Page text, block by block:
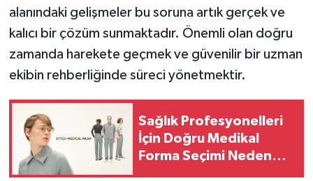
alanındaki gelişmeler bu soruna artık gerçek ve
kalıcı bir çözüm sunmaktadır. Önemli olan doğru
zamanda harekete geçmek ve güvenilir bir uzman
ekibin rehberliğinde süreci yönetmektir.
Sağlık Profesyonelleri
İçin Doğru Medikal
Forma Seçimi Neden